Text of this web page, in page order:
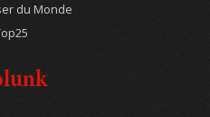
du Monde